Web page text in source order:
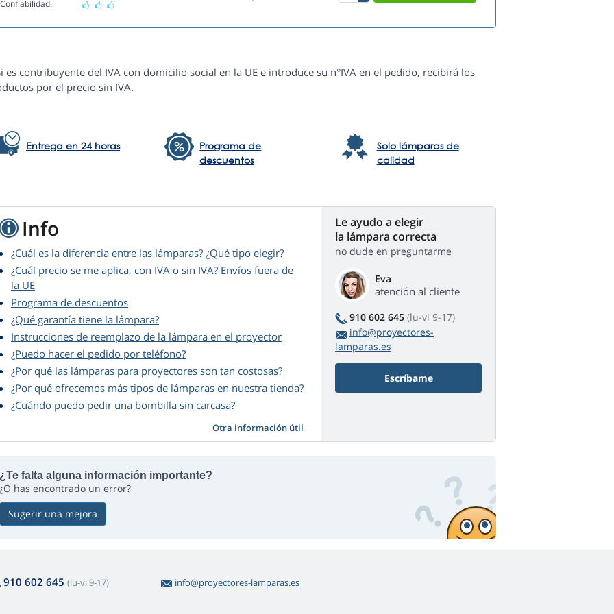
Confiabilidad:
es contribuyente del IVA con domicilio social en la UE e introduce su n°IVA en el pedido, recibirá los
por el precio sin IVA.
Entrega en 24 horas
Programa de
descuentos
Solo lámparas de
calidad
Info
¿Cuál es la diferencia entre las lámparas? ¿Qué tipo elegir?
¿Cuál precio se me aplica, con IVA o sin IVA? Envíos fuera de
la UE
Programa de descuentos
¿Qué garantía tiene la lámpara?
Instrucciones de reemplazo de la lámpara en el proyector
¿Puedo hacer el pedido por teléfono?
¿Por qué las lámparas para proyectores son tan costosas?
¿Por qué ofrecemos más tipos de lámparas en nuestra tienda?
¿Cuándo puedo pedir una bombilla sin carcasa?
Otra información útil
Le ayudo a elegir
la lámpara correcta
no dude en preguntarme
Eva
atención al cliente
910 602 645 (lu-vi 9-17)
info@proyectores-
lamparas.es
Escríbame
¿Te falta alguna información importante?
¿O has encontrado un error?
Sugerir una mejora
910 602 645 (lu-vi 9-17) info@proyectores-lamparas.es